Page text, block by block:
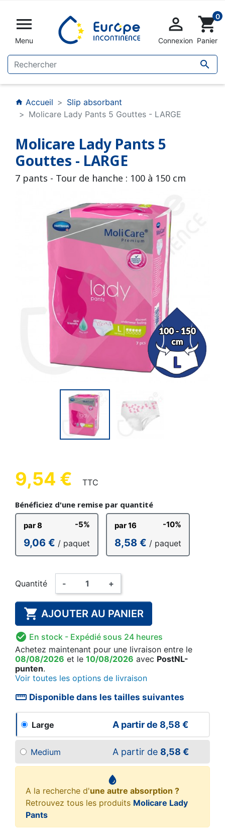

Menu


Connexion
shopping_cart0
Panier
home Accueil
Slip absorbant
Molicare Lady Pants 5 Gouttes - LARGE
Molicare Lady Pants 5
Gouttes - LARGE
7 pants - Tour de hanche : 100 à 150 cm
9,54 € TTC
Bénéficiez d'une remise par quantité
par 8 -5%
9,06 € / paquet
par 16 -10%
8,58 € / paquet
Quantité - +
 AJOUTER AU PANIER
 En stock - Expédié sous 24 heures
Achetez maintenant pour une livraison entre le
08/08/2026 et le 10/08/2026 avec PostNL-
punten.
Voir toutes les options de livraison
straighten Disponible dans les tailles suivantes
Large A partir de 8,58 €
Medium A partir de 8,58 €
A la recherche d'une autre absorption ?
Retrouvez tous les produits Molicare Lady
Pants